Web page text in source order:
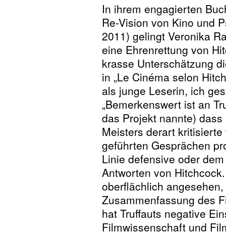
In ihrem engagierten
Re-Vision von Kino und
2011) gelingt Veronika
eine Ehrenrettung von
krasse Unterschätzung
in „Le Cinéma selon
als junge Leserin, ich
„Bemerkenswert ist an
das Projekt nannte)
Meisters derart
geführten Gesprächen
Linie defensive oder
Antworten von
oberflächlich
Zusammenfassung des
hat Truffauts negative
Filmwissenschaft und